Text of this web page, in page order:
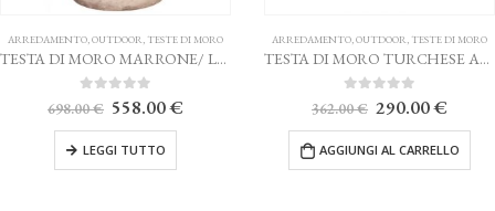
ARREDAMENTO,OUTDOOR,TESTE DI MORO
TESTA DI MORO MARRONE/ LUSTRI ORO AGAREN CALTAGIRONE H. 38
Su 5
698.00€ Il
originale
era:
698.00 €.
558.00€Il
LEGGI TUTTO
ARREDAMENTO,OUTDOOR,TESTE DI MORO
TESTA DI MORO TURCHESE AGAREN CALTAGIRONE H. 38 cm.
362.00€ Il
originale
era:
362.00 €.
290.00€Il
è:
AGGIUNGI AL CARRELLO